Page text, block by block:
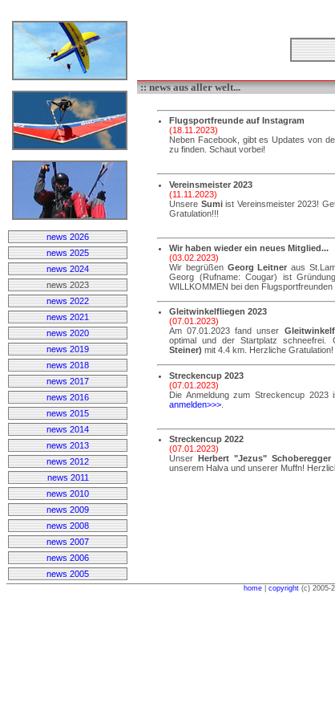
news 2026
news 2025
news 2024
news 2023
news 2022
news 2021
news 2020
news 2019
news 2018
news 2017
news 2016
news 2015
news 2014
news 2013
news 2012
news 2011
news 2010
news 2009
news 2008
news 2007
news 2006
news 2005
:: news aus aller welt...
Flugsportfreunde auf Instagram
(18.11.2023)
Neben Facebook, gibt es Updates von
zu finden. Schaut vorbei!
Vereinsmeister 2023
(11.11.2023)
Unsere Sumiist Vereinsmeister 2023!
Gratulation!!!
Wir haben wieder ein neues Mitglied...
(03.02.2023)
Wir begrüßen Georg Leitner aus
Georg (Rufname: Cougar) ist
WILLKOMMEN bei den Flugsportfreunden
Gleitwinkelfliegen 2023
(07.01.2023)
Am 07.01.2023 fand unser
optimal und der Startplatz schneefrei.
Steiner) mit 4.4 km. Herzliche Gratulation!
Streckencup 2023
(07.01.2023)
Die Anmeldung zum Streckencup
anmelden>>>
Streckencup 2022
(07.01.2023)
UnserHerbert "Jezus" Schoberegger
unserem Halva und unserer Muffn!
home| copyright(c) 2005-